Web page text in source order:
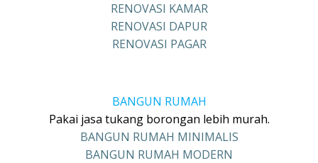
RENOVASI KAMAR
RENOVASI DAPUR
RENOVASI PAGAR
BANGUN RUMAH
Pakai jasa tukang borongan lebih murah.
BANGUN RUMAH MINIMALIS
BANGUN RUMAH MODERN